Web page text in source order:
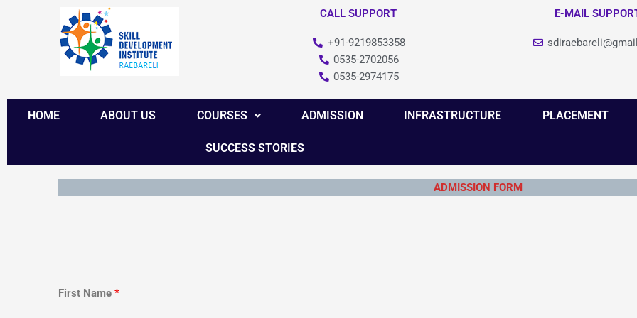
CALL SUPPORT
+91-9219853358
0535-2702056
0535-2974175
E-MAIL
HOME ABOUT US COURSES ADMISSION INFRASTRUCTURE PLACEMENT
SUCCESS STORIES
ADMISSION FORM
First Name *